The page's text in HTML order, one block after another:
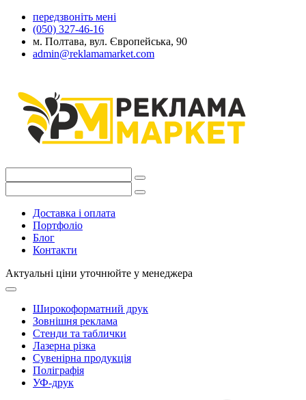
передзвоніть мені
(050) 327-46-16
м. Полтава, вул. Європейська, 90
admin@reklamamarket.com
Доставка і оплата
Портфоліо
Блог
Контакти
Актуальні ціни уточнюйте у менеджера
Широкоформатний друк
Зовнішня реклама
Стенди та таблички
Лазерна різка
Сувенірна продукція
Поліграфія
УФ-друк